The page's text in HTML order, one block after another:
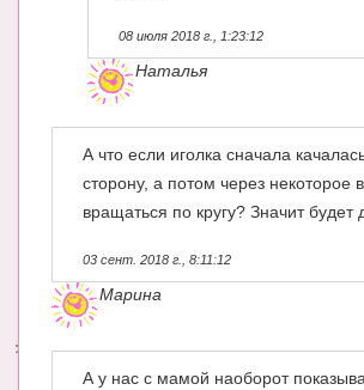
08 июля 2018 г., 1:23:12
Наталья
А что если иголка сначала
сторону, а потом через некоторое
вращаться по кругу? Значит будет
03 сент. 2018 г., 8:11:12
Марина
А у нас с мамой наоборот